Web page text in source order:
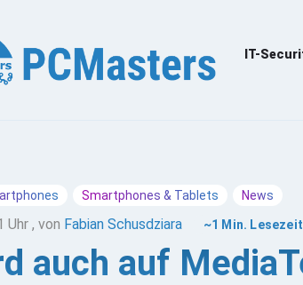
IT-
Smartphones & Tablets News
Uhr , von Fabian Schusdziara ~1 Min. Lesezeit
auch auf